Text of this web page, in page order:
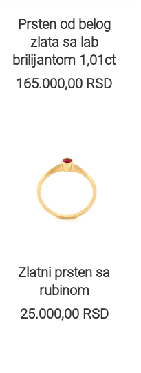
Prsten od belog
zlata sa lab
brilijantom 1,01ct
165.000,00 RSD
Zlatni prsten sa
rubinom
25.000,00 RSD